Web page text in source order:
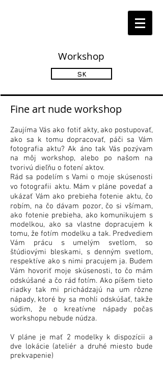
Workshop
SK
Fine art nude workshop
Zaujíma Vás ako fotiť akty, ako postupovať,
ako sa k tomu dopracovať, páči sa Vám
fotografia aktu? Ak áno tak Vás pozývam
na môj workshop, alebo po našom na
tvorivú dieľňu o fotení aktov.
Rád sa podelím s Vami o moje skúsenosti
vo fotografii aktu. Mám v pláne povedať a
ukázať Vám ako prebieha fotenie aktu, čo
robím, na čo dávam pozor, čo si všímam,
ako fotenie prebieha, ako komunikujem s
modelkou, ako sa vlastne dopracujem k
tomu, že fotím modelku a tak. Predvediem
Vám prácu s umelým svetlom, so
štúdiovými bleskami, s denným svetlom,
respektíve ako s nimi pracujem ja. Budem
Vám hovoriť moje skúsenosti, to čo mám
odskúšané a čo rád fotím. Ako píšem tieto
riadky tak mi prichádzajú na um rôzne
nápady, ktoré by sa mohli odskúšať, takže
súdim, že o kreatívne nápady počas
workshopu nebude núdza.
V pláne je mať 2 modelky k dispozícii a
dve lokácie (ateliér a druhé miesto bude
prekvapenie)